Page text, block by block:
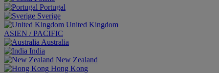
Portugal
Sverige
United Kingdom
ASIEN / PACIFIC
Australia
India
New Zealand
Hong Kong